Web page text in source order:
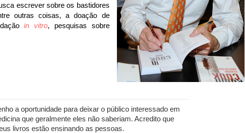
escrever sobre os bastidores
outras coisas, a doação de
in vitro, pesquisas sobre
a oportunidade para deixar o público interessado em
que geralmente eles não saberiam. Acredito que
livros estão ensinando as pessoas.